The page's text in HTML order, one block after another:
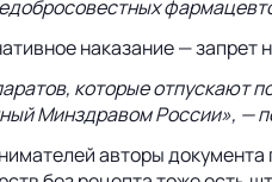
наказание — запрет
которые отпускают
Минздравом России», —
авторы